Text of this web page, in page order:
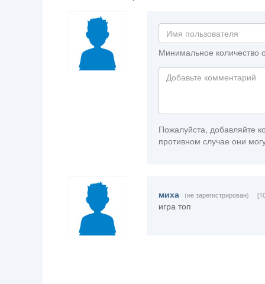
Минимальное количество
Пожалуйста, добавляйте
противном случае они
миха (не зарегистрирован)
игра топ